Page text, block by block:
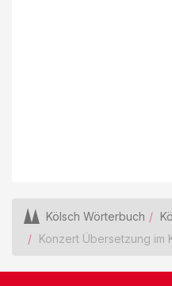
Kölsch Wörterbuch
Konzert Übersetzung im